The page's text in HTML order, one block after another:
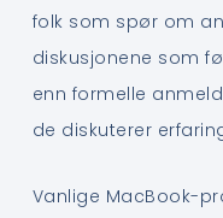
folk som spør om
diskusjonene som
enn formelle
de diskuterer
Vanlige MacBook-